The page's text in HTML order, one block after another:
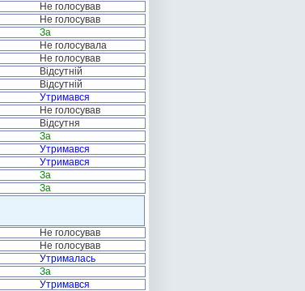
Не голосував
Не голосував
За
Не голосувала
Не голосував
Відсутній
Відсутній
Утримався
Не голосував
Відсутня
За
Утримався
Утримався
За
За
Не голосував
Не голосував
Утрималась
За
Утримався